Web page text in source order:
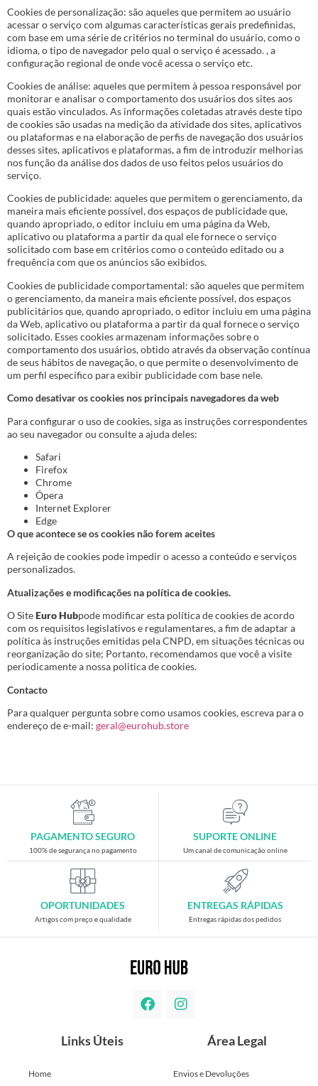
Cookies de personalização: são aqueles que permitem ao usuário
acessar o serviço com algumas características gerais predefinidas,
com base em uma série de critérios no terminal do usuário, como o
idioma, o tipo de navegador pelo qual o serviço é acessado. , a
configuração regional de onde você acessa o serviço etc.
Cookies de análise: aqueles que permitem à pessoa responsável por
monitorar e analisar o comportamento dos usuários dos sites aos
quais estão vinculados. As informações coletadas através deste tipo
de cookies são usadas na medição da atividade dos sites, aplicativos
ou plataformas e na elaboração de perfis de navegação dos usuários
desses sites, aplicativos e plataformas, a fim de introduzir melhorias
nos função da análise dos dados de uso feitos pelos usuários do
serviço.
Cookies de publicidade: aqueles que permitem o gerenciamento, da
maneira mais eficiente possível, dos espaços de publicidade que,
quando apropriado, o editor incluiu em uma página da Web,
aplicativo ou plataforma a partir da qual ele fornece o serviço
solicitado com base em critérios como o conteúdo editado ou a
frequência com que os anúncios são exibidos.
Cookies de publicidade comportamental: são aqueles que permitem
o gerenciamento, da maneira mais eficiente possível, dos espaços
publicitários que, quando apropriado, o editor incluiu em uma página
da Web, aplicativo ou plataforma a partir da qual fornece o serviço
solicitado. Esses cookies armazenam informações sobre o
comportamento dos usuários, obtido através da observação contínua
de seus hábitos de navegação, o que permite o desenvolvimento de
um perfil específico para exibir publicidade com base nele.
Como desativar os cookies nos principais navegadores da web
Para configurar o uso de cookies, siga as instruções correspondentes
ao seu navegador ou consulte a ajuda deles:
Safari
Firefox
Chrome
Ópera
Internet Explorer
Edge
O que acontece se os cookies não forem aceites
A rejeição de cookies pode impedir o acesso a conteúdo e serviços
personalizados.
Atualizações e modificações na política de cookies.
O SiteEuro Hubpode modificar esta política de cookies de acordo
com os requisitos legislativos e regulamentares, a fim de adaptar a
política às instruções emitidas pela CNPD, em situações técnicas ou
reorganização do site; Portanto, recomendamos que você a visite
periodicamente a nossa politica de cookies.
Contacto
Para qualquer pergunta sobre como usamos cookies, escreva para o
endereço de e-mail: geral@eurohub.store
PAGAMENTO SEGURO
100% de segurança no pagamento
SUPORTE ONLINE
Um canal de comunicação online
OPORTUNIDADES
Artigos com preço e qualidade
ENTREGAS RÁPIDAS
Entregas rápidas dos pedidos
Links Úteis
Home
Área Legal
Envios e Devoluções